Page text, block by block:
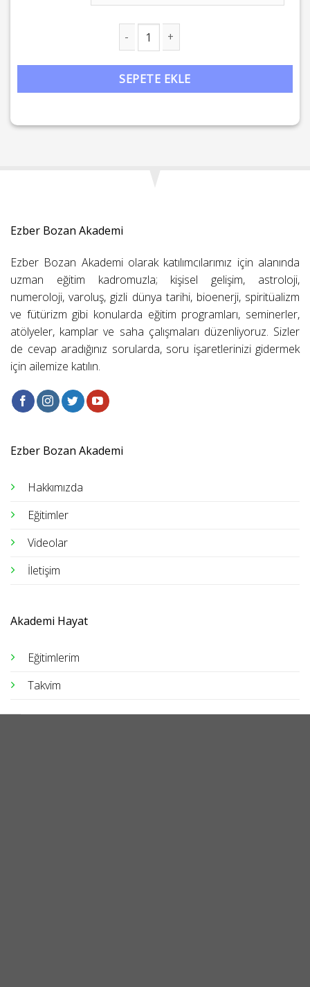
SEPETE EKLE
Ezber Bozan Akademi
Ezber Bozan Akademi olarak katılımcılarımız için alanında
uzman eğitim kadromuzla; kişisel gelişim, astroloji,
numeroloji, varoluş, gizli dünya tarihi, bioenerji, spiritüalizm
ve fütürizm gibi konularda eğitim programları, seminerler,
atölyeler, kamplar ve saha çalışmaları düzenliyoruz. Sizler
de cevap aradığınız sorularda, soru işaretlerinizi gidermek
için ailemize katılın.
Ezber Bozan Akademi
Hakkımızda
Eğitimler
Videolar
İletişim
Akademi Hayat
Eğitimlerim
Takvim